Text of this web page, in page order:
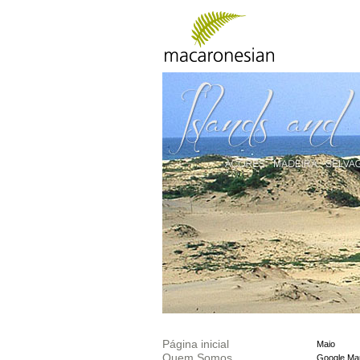
Página inicial
Maio
Google